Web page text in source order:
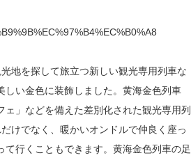
地を探して旅立つ新しい観光専用列車な
い金色に装飾しました。黄海金色列車
」などを備えた差別化された観光専用列
けでなく、暖かいオンドルで仲良く座っ
行くこともできます。黄海金色列車の足